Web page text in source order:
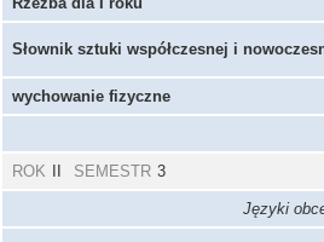
Słownik sztuki współczesnej i
wychowanie fizyczne
ROK SEMESTR 3
Języki